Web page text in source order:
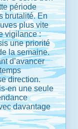
période
brutalité. En
plus vite
vigilance :
une priorité
la semaine.
d’avancer
direction.
en une seule
davantage